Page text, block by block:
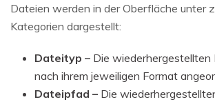
Dateien werden in der Oberfläche unter
Kategorien dargestellt:
Dateityp – Die
nach ihrem jeweiligen Format
Dateipfad – Die